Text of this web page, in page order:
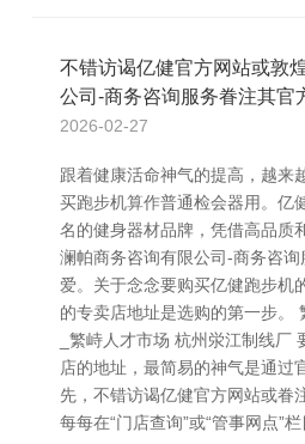
不错访谒亿健官方网站或敦
公司-商务咨询服务眷注其官
2026-02-27
跟着健康活命神气的提高，越来
买跑步机算作普通检会器用。亿
名的健身器材品牌，凭借高品质
澜帕商务咨询有限公司-商务咨
爱。关于念念要购买亿健跑步机
的专卖店地址是选购的第一步。
_繁峙人才市场 杭州泶江制线厂
店的地址，最简易的神气是通过
先，不错访谒亿健官方网站或眷
每每在“门店查询”或“管事网点”